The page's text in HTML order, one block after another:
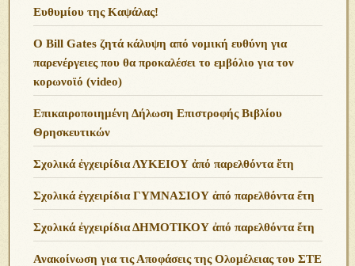
Ευθυμίου της Καψάλας!
O Bill Gates ζητά κάλυψη από νομική ευθύνη για
παρενέργειες που θα προκαλέσει το εμβόλιο για τον
κορωνοϊό (video)
Επικαιροποιημένη Δήλωση Επιστροφής Βιβλίου
Θρησκευτικών
Σχολικά ἐγχειρίδια ΛΥΚΕΙΟΥ ἀπό παρελθόντα ἔτη
Σχολικά ἐγχειρίδια ΓΥΜΝΑΣΙΟΥ ἀπό παρελθόντα ἔτη
Σχολικά ἐγχειρίδια ΔΗΜΟΤΙΚΟΥ ἀπό παρελθόντα ἔτη
Ανακοίνωση για τις Αποφάσεις της Ολομέλειας του ΣΤΕ